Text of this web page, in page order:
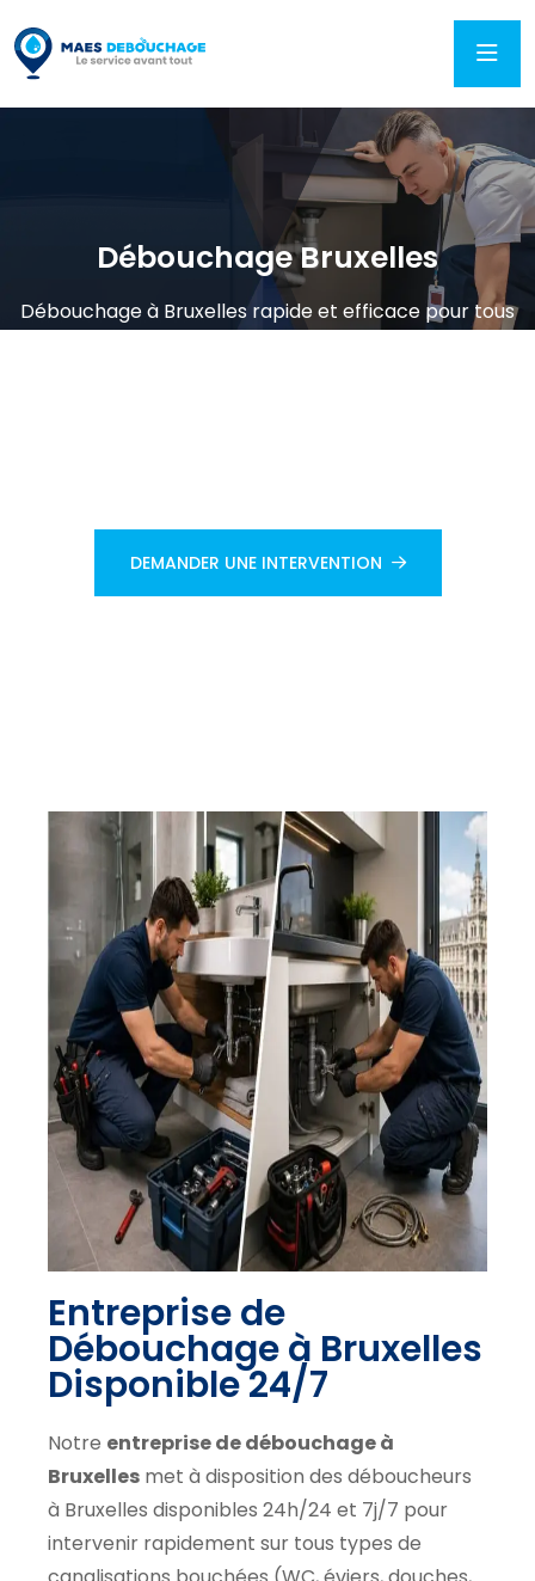
Débouchage Bruxelles
Débouchage à Bruxelles rapide et efficace pour tous
DEMANDER UNE INTERVENTION
Entreprise de
Débouchage à Bruxelles
Disponible 24/7
Notre entreprise de débouchage à
Bruxelles met à disposition des déboucheurs
à Bruxelles disponibles 24h/24 et 7j/7 pour
intervenir rapidement sur tous types de